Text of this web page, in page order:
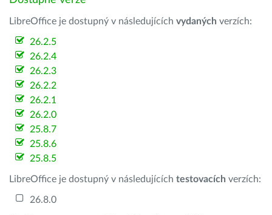
LibreOffice je dostupný v následujících vydaných verzích:
26.2.5
26.2.4
26.2.3
26.2.2
26.2.1
26.2.0
25.8.7
25.8.6
25.8.5
LibreOffice je dostupný v následujících testovacích verzích:
26.8.0